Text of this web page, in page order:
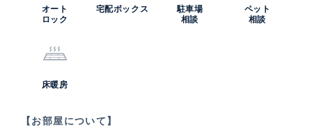
オート
ロック
宅配ボックス
駐車場
相談
ペット
相談
床暖房
【お部屋について】